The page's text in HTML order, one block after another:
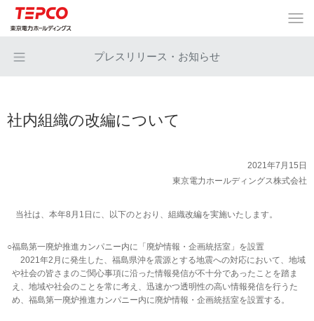
プレスリリース・お知らせ
社内組織の改編について
2021年7月15日
東京電力ホールディングス株式会社
当社は、本年8月1日に、以下のとおり、組織改編を実施いたします。
○福島第一廃炉推進カンパニー内に「廃炉情報・企画統括室」を設置
2021年2月に発生した、福島県沖を震源とする地震への対応において、地域
や社会の皆さまのご関心事項に沿った情報発信が不十分であったことを踏ま
え、地域や社会のことを常に考え、迅速かつ透明性の高い情報発信を行うた
め、福島第一廃炉推進カンパニー内に廃炉情報・企画統括室を設置する。